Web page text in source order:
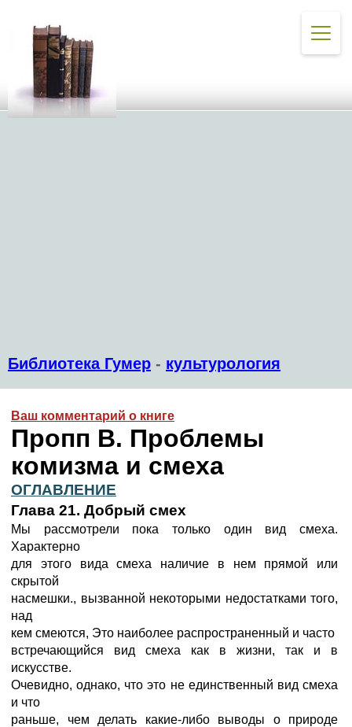
Библиотека Гумер - культурология
Ваш комментарий о книге
Пропп В. Проблемы
комизма и смеха
ОГЛАВЛЕНИЕ
Глава 21. Добрый смех
Мы рассмотрели пока только один вид смеха.
Характерно
для этого вида смеха наличие в нем прямой или
скрытой
насмешки., вызванной некоторыми недостатками того,
над
кем смеются, Это наиболее распространенный и часто
встречающийся вид смеха как в жизни, так и в
искусстве.
Очевидно, однако, что это не единственный вид смеха
и что
раньше, чем делать какие-либо выводы о природе